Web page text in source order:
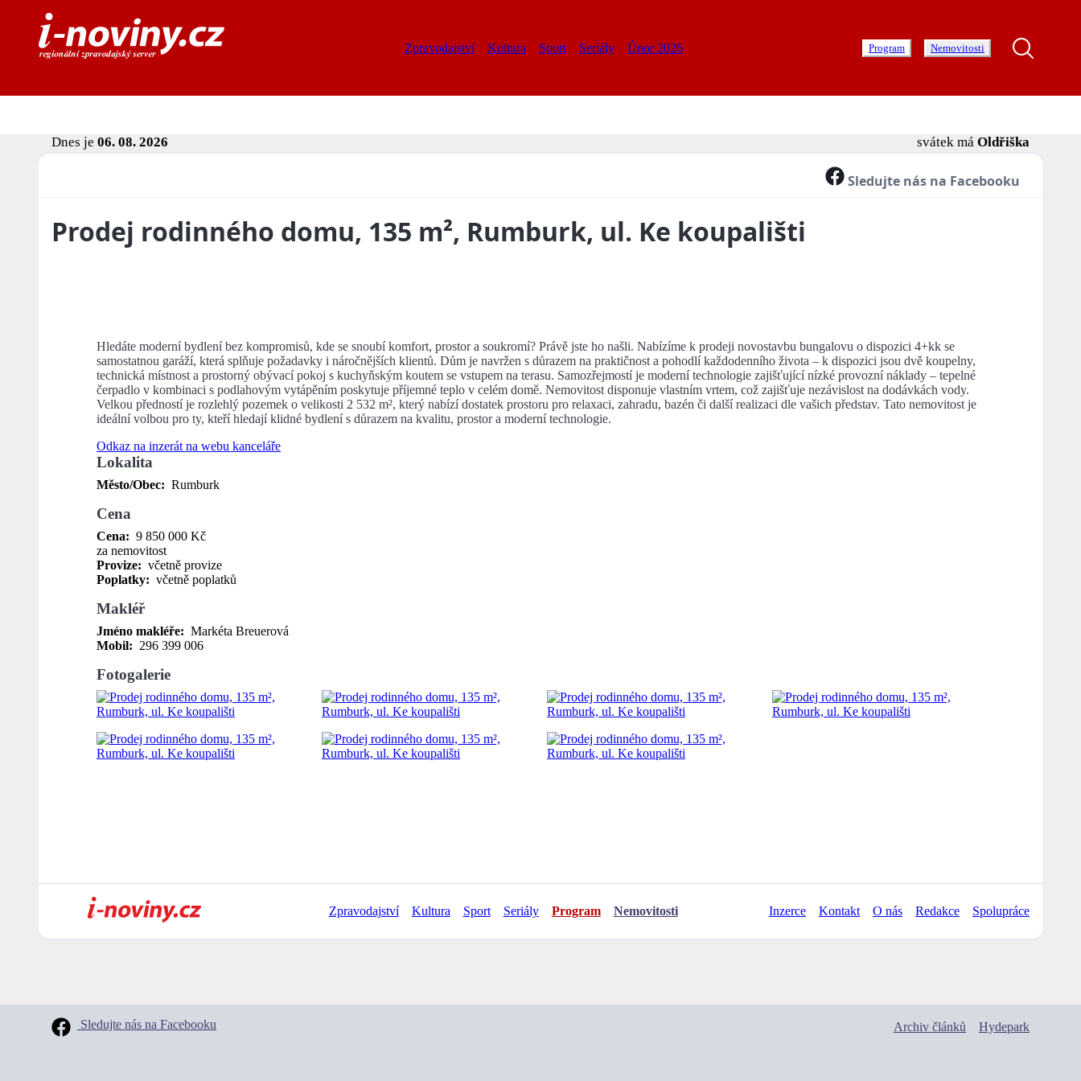
Zpravodajství Kultura Sport Seriály Únor 2026 Program Nemovitosti
Dnes je 06. 08. 2026 svátek má Oldřiška
Sledujte nás na Facebooku
Prodej rodinného domu, 135 m², Rumburk, ul. Ke koupališti
Hledáte moderní bydlení bez kompromisů, kde se snoubí komfort, prostor a soukromí? Právě jste ho našli. Nabízíme k prodeji novostavbu bungalovu o dispozici 4+kk se
samostatnou garáží, která splňuje požadavky i náročnějších klientů. Dům je navržen s důrazem na praktičnost a pohodlí každodenního života – k dispozici jsou dvě koupelny,
technická místnost a prostorný obývací pokoj s kuchyňským koutem se vstupem na terasu. Samozřejmostí je moderní technologie zajišťující nízké provozní náklady – tepelné
čerpadlo v kombinaci s podlahovým vytápěním poskytuje příjemné teplo v celém domě. Nemovitost disponuje vlastním vrtem, což zajišťuje nezávislost na dodávkách vody.
Velkou předností je rozlehlý pozemek o velikosti 2 532 m², který nabízí dostatek prostoru pro relaxaci, zahradu, bazén či další realizaci dle vašich představ. Tato nemovitost je
ideální volbou pro ty, kteří hledají klidné bydlení s důrazem na kvalitu, prostor a moderní technologie.
Odkaz na inzerát na webu kanceláře
Lokalita
Město/Obec: Rumburk
Cena
Cena: 9 850 000 Kč
za nemovitost
Provize: včetně provize
Poplatky: včetně poplatků
Makléř
Jméno makléře: Markéta Breuerová
Mobil: 296 399 006
Fotogalerie
Zpravodajství Kultura Sport Seriály Program Nemovitosti Inzerce Kontakt O nás Redakce Spolupráce
Sledujte nás na Facebooku Archiv článků Hydepark